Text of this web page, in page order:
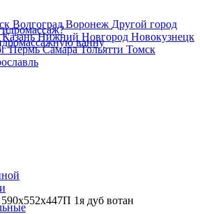
ВолгоградВоронеж Другой город
КазаньНижний Новгород Новокузнецк
ПермьСамараТольятти Томск
ванну
1я дуб вотан